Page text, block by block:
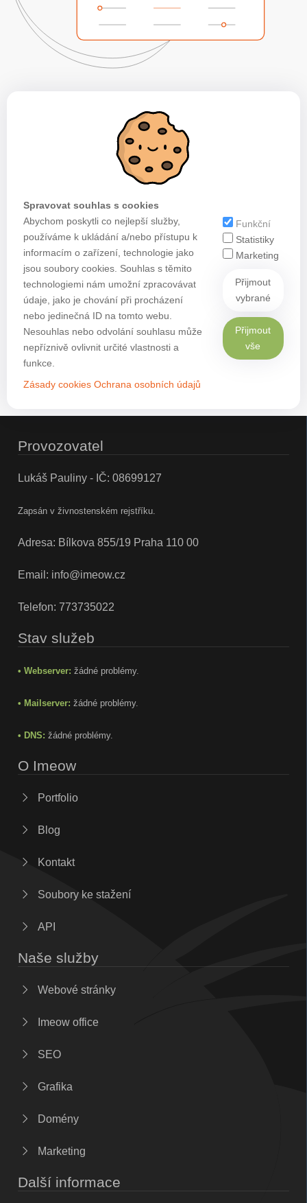
Spravovat souhlas s cookies
Abychom poskytli co nejlepší služby,
používáme k ukládání a/nebo přístupu k
informacím o zařízení, technologie jako
jsou soubory cookies. Souhlas s těmito
technologiemi nám umožní zpracovávat
údaje, jako je chování při procházení
nebo jedinečná ID na tomto webu.
Nesouhlas nebo odvolání souhlasu může
nepříznivě ovlivnit určité vlastnosti a
funkce.
Zásady cookies Ochrana osobních údajů
Funkční
Statistiky
Marketing
Přijmout
vybrané
Přijmout
vše
Provozovatel
Lukáš Pauliny - IČ: 08699127
Zapsán v živnostenském rejstříku.
Adresa: Bílkova 855/19 Praha 110 00
Email: info@imeow.cz
Telefon: 773735022
Stav služeb
• Webserver: žádné problémy.
• Mailserver: žádné problémy.
• DNS: žádné problémy.
O Imeow
Portfolio
Blog
Kontakt
Soubory ke stažení
API
Naše služby
Webové stránky
Imeow office
SEO
Grafika
Domény
Marketing
Další informace